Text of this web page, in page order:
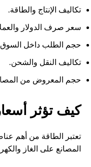
تكاليف الإنتاج والطاقة.
سعر صرف الدولار
حجم الطلب داخل السوق
تكاليف النقل والشحن.
حجم المعروض من
كيف تؤثر
تعتبر الطاقة من أهم
المصانع على الغاز